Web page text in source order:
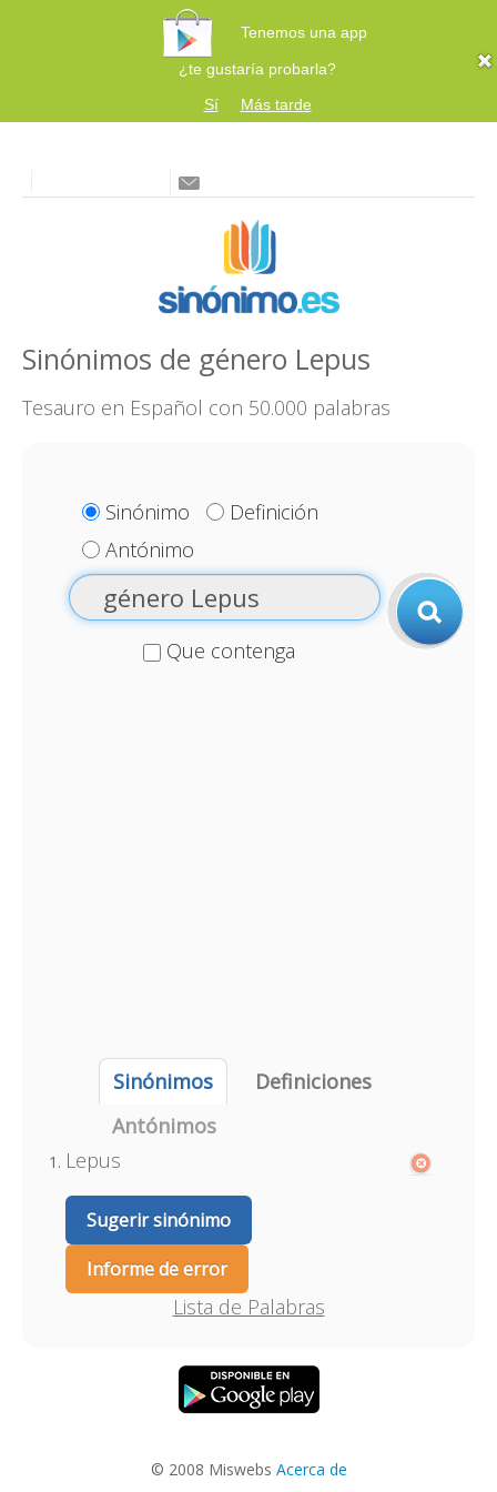
Tenemos una app
¿te gustaría probarla?
Sí
Más tarde
Sinónimos de género Lepus
Tesauro en Español con 50.000 palabras
Sinónimo
Definición
Antónimo
Que contenga
Sinónimos
Definiciones
Antónimos
Lepus
Sugerir sinónimo
Informe de error
Lista de Palabras
© 2008 Miswebs Acerca de